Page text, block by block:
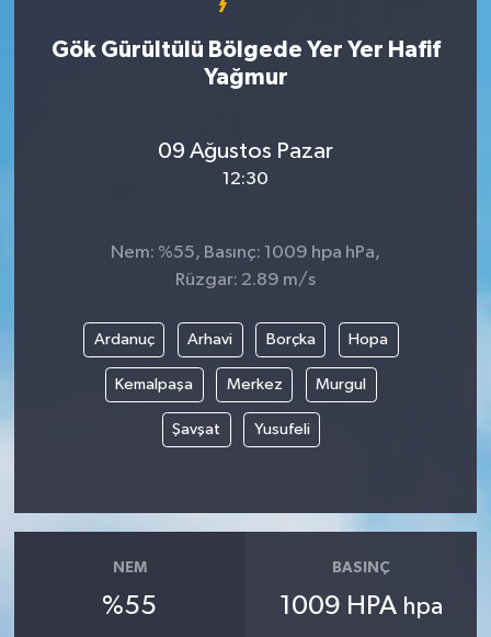
Gök Gürültülü Bölgede Yer Yer Hafif
Yağmur
09 Ağustos Pazar
12:30
Nem: %55, Basınç: 1009 hpa hPa,
Rüzgar: 2.89 m/s
Ardanuç Arhavi Borçka Hopa
Kemalpaşa Merkez Murgul
Şavşat Yusufeli
NEM
%55
BASINÇ
1009 HPA hpa